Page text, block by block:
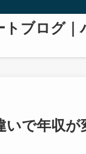
トブログ｜
いで年収